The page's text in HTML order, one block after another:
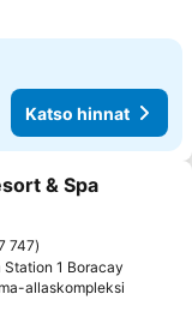
Katso hinnat
& Spa
747
Station 1 Boracay
allaskompleksi